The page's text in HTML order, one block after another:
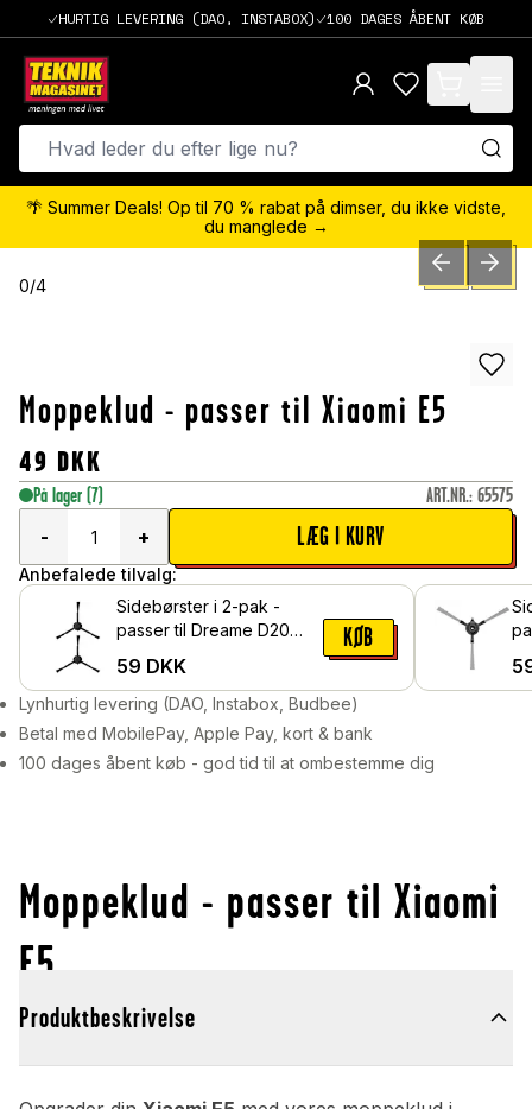
HURTIG LEVERING (DAO, INSTABOX) 100 DAGES ÅBENT KØB
items in cart,
🌴 Summer Deals! Op til 70 % rabat på dimser, du ikke vidste,
du manglede →
0/4 PREVIOUSNEXT
Moppeklud - passer til Xiaomi E5
49 DKK
På lager (7) ART.NR.: 65575
-
+ LÆG I KURV
Anbefalede tilvalg:
Sidebørster i 2-pak -
passer til Dreame D20
59 DKK
KØB
Lynhurtig levering (DAO, Instabox, Budbee)
Betal med MobilePay, Apple Pay, kort & bank
100 dages åbent køb - god tid til at ombestemme dig
Moppeklud - passer til Xiaomi
E5
Produktbeskrivelse